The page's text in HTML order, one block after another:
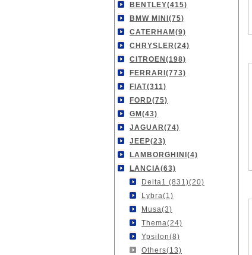
BENTLEY(415)
BMW MINI(75)
CATERHAM(9)
CHRYSLER(24)
CITROEN(198)
FERRARI(773)
FIAT(311)
FORD(75)
GM(43)
JAGUAR(74)
JEEP(23)
LAMBORGHINI(4)
LANCIA(63)
Delta1 (831)(20)
Lybra(1)
Musa(3)
Thema(24)
Ypsilon(8)
Others(13)